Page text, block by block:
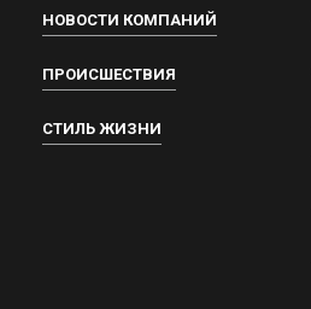
НОВОСТИ КОМПАНИЙ
ПРОИСШЕСТВИЯ
СТИЛЬ ЖИЗНИ